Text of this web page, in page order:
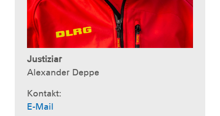
Justiziar
Alexander Deppe
Kontakt:
E-Mail